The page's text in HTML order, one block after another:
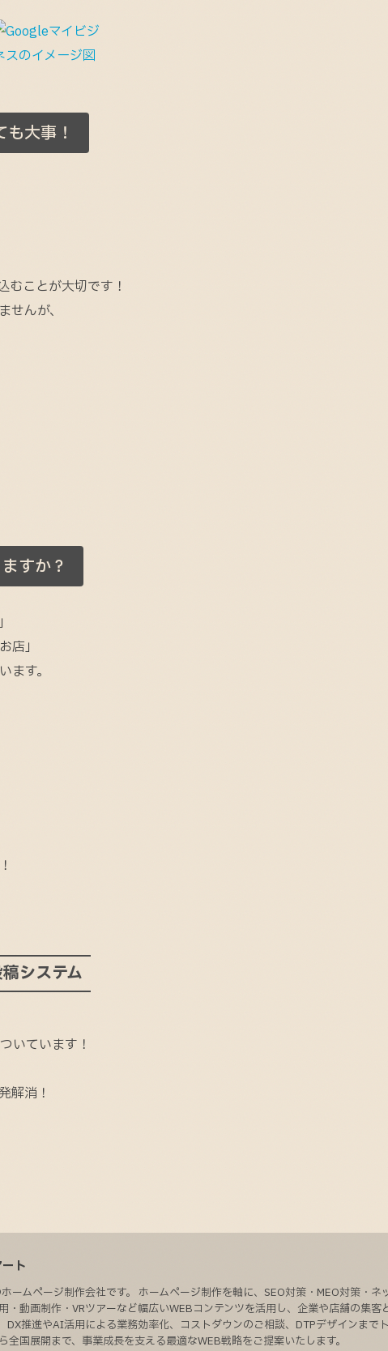
大事！
むことが大切です！
んが、
すか？
店」
す。
システム
いています！
解消！
ト
ームページ制作会社です。 ホームページ制作を軸に、SEO対策・MEO対策・ネ
・動画制作・VRツアーなど幅広いWEBコンテンツを活用し、企業や店舗の集客
DX推進やAI活用による業務効率化、コストダウンのご相談、DTPデザインまで
国展開まで、事業成長を支える最適なWEB戦略をご提案いたします。